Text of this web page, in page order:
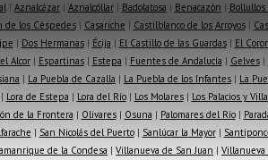
| Aznalcázar| Aznalcóllar| Badolatosa | Benacazón | Bollullos
de los Céspedes| Casariche | Castilblanco de los Arroyos|
| Dos Hermanas| Écija | El Castillo de las Guardas| El
Alcor| Espartinas| Estepa | Fuentes de Andalucía | Gelves|
| La Puebla de Cazalla | La Puebla de los Infantes | La
| Lora de Estepa | Lora del Río| Los Molares| Los Palacios y
de la Frontera | Olivares| Osuna | Palomares del Río|
| San Nicolás del Puerto| Sanlúcar la Mayor|
de la Condesa | Villanueva de San Juan | Villanueva